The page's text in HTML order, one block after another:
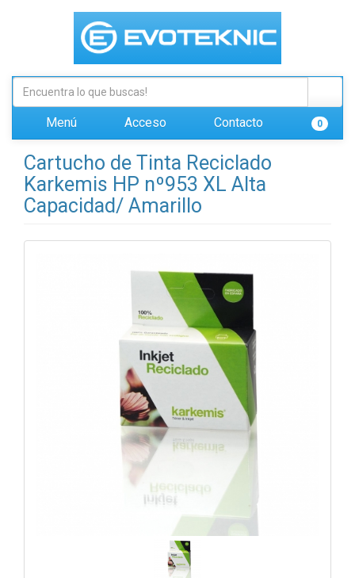
Menú Acceso Contacto 0
Cartucho de Tinta Reciclado
Karkemis HP nº953 XL Alta
Capacidad/ Amarillo